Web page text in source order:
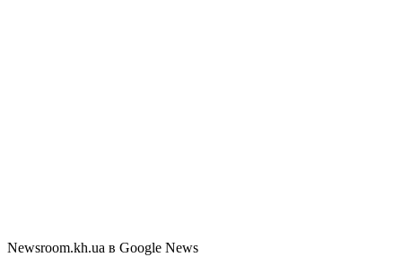
Newsroom.kh.ua в Google News